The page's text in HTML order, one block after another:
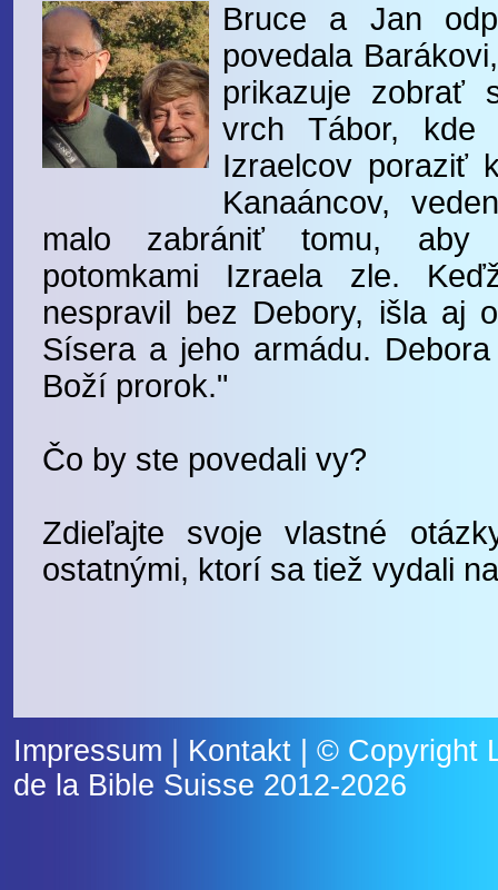
Bruce a Jan
povedala
prikazuje zobrať
vrch Tábor, kde
Izraelcov poraziť
Kanaáncov,
malo zabrániť tomu, aby
potomkami Izraela zle.
nespravil bez Debory, išla aj
Sísera a jeho armádu.
Boží prorok."
Čo by ste povedali vy?
Zdieľajte svoje vlastné
ostatnými, ktorí sa tiež vydali
Impressum Kontakt| © Copyright
de la Bible Suisse 2012-2026